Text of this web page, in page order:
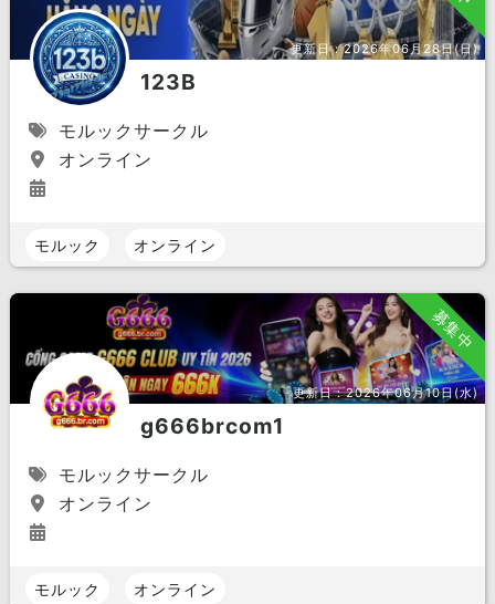
更新日：2026年06月28日(日)
123B
モルックサークル
オンライン
モルック オンライン
募集中
更新日：2026年06月10日(水)
g666brcom1
モルックサークル
オンライン
モルック オンライン